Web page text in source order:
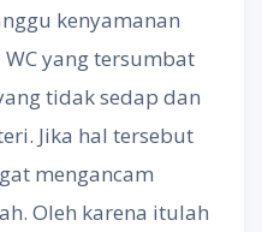
kenyamanan
yang tersumbat
tidak sedap dan
Jika hal tersebut
mengancam
Oleh karena itulah